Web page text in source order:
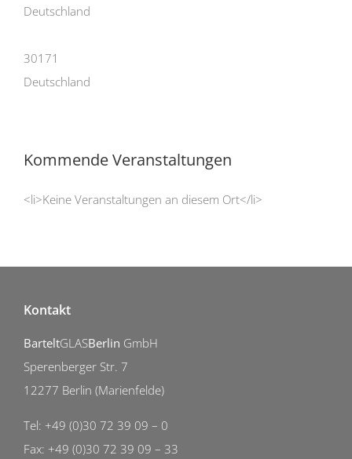
Deutschland
30171
Deutschland
Kommende Veranstaltungen
<li>Keine Veranstaltungen an diesem Ort</li>
Kontakt
BarteltGLASBerlin GmbH
Sperenberger Str. 7
12277 Berlin (Marienfelde)
Tel: +49 (0)30 72 39 09 – 0
Fax: +49 (0)30 72 39 09 – 33